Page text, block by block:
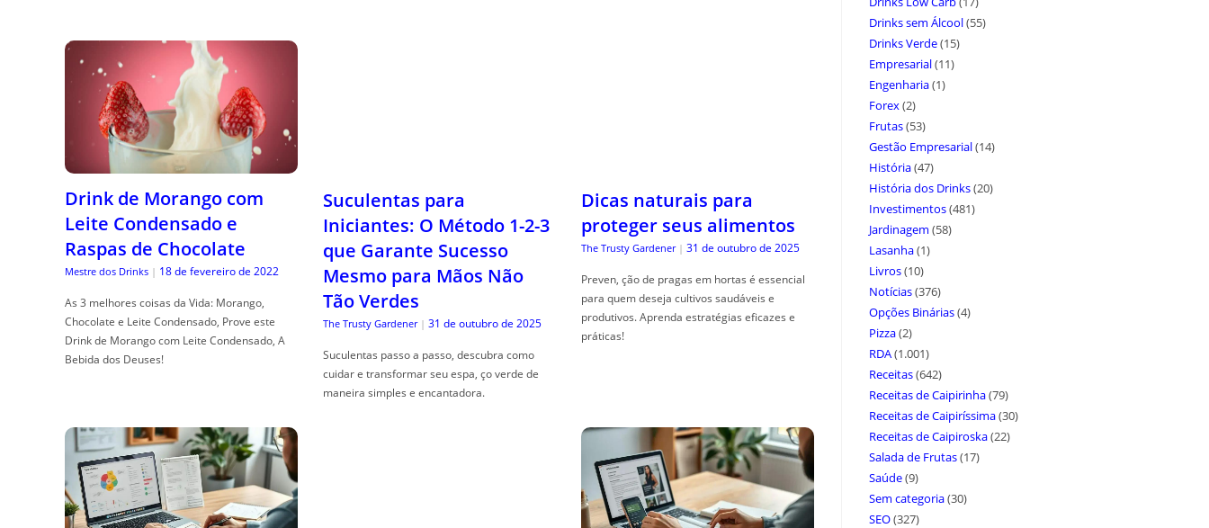
Drink de Morango com
Leite Condensado e
Raspas de Chocolate
Mestre dos Drinks | 18 de fevereiro de 2022
As 3 melhores coisas da Vida: Morango,
Chocolate e Leite Condensado, Prove este
Drink de Morango com Leite Condensado, A
Bebida dos Deuses!
Suculentas para
Iniciantes: O Método 1-2-3
que Garante Sucesso
Mesmo para Mãos Não
Tão Verdes
The Trusty Gardener | 31 de outubro de 2025
Suculentas passo a passo, descubra como
cuidar e transformar seu espa, ço verde de
maneira simples e encantadora.
Dicas naturais para
proteger seus alimentos
The Trusty Gardener | 31 de outubro de 2025
Preven, ção de pragas em hortas é essencial
para quem deseja cultivos saudáveis e
produtivos. Aprenda estratégias eficazes e
práticas!
Drinks sem Álcool(55)
Drinks Verde(15)
Empresarial(11)
Engenharia(1)
Forex(2)
Frutas(53)
Gestão Empresarial(14)
História(47)
História dos Drinks(20)
Investimentos(481)
Jardinagem (58)
Lasanha(1)
Livros(10)
Notícias(376)
Opções Binárias(4)
Pizza(2)
RDA(1.001)
Receitas(642)
Receitas de Caipirinha(79)
Receitas de Caipiríssima(30)
Receitas de Caipiroska(22)
Salada de Frutas(17)
Saúde(9)
Sem categoria(30)
SEO(327)